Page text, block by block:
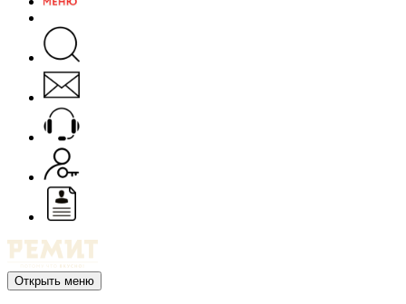
Открыть меню